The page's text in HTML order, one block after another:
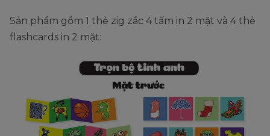
Sản phẩm gồm 1 thẻ zig zắc 4 tấm in 2 mặt và 4 thẻ
flashcards in 2 mặt: